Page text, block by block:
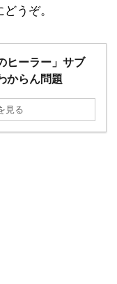
うぞ。
ヒーラー」サブ
からん問題
見る